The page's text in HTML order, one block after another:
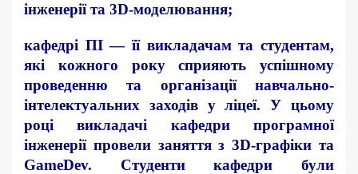
інженерії та 3D-моделювання;
кафедрі ПІ — її викладачам та студентам,
які кожного року сприяють успішному
проведенню та організації навчально-
інтелектуальних заходів у ліцеї. У цьому
році викладачі кафедри програмної
інженерії провели заняття з 3D-графіки та
GameDev. Студенти кафедри були